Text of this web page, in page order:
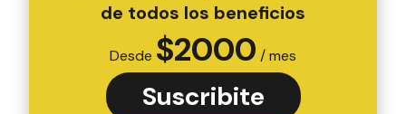
de todos los beneficios
Desde $2000 / mes
Suscribite